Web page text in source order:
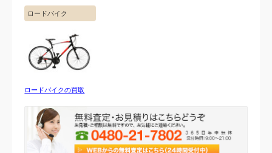
ロードバイク
ロードバイクの買取